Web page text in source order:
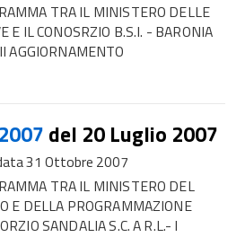
TRA IL MINISTERO DELLE
E IL CONOSRZIO B.S.I. - BARONIA
AGGIORNAMENTO
del 20 Luglio 2007
31 Ottobre 2007
TRA IL MINISTERO DEL
E DELLA PROGRAMMAZIONE
SANDALIA S.C. A R.L.- I